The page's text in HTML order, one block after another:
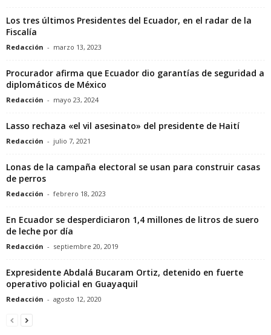
Los tres últimos Presidentes del Ecuador, en el radar de la
Fiscalía
Redacción - marzo 13, 2023
Procurador afirma que Ecuador dio garantías de seguridad a
diplomáticos de México
Redacción - mayo 23, 2024
Lasso rechaza «el vil asesinato» del presidente de Haití
Redacción - julio 7, 2021
Lonas de la campaña electoral se usan para construir casas
de perros
Redacción - febrero 18, 2023
En Ecuador se desperdiciaron 1,4 millones de litros de suero
de leche por día
Redacción - septiembre 20, 2019
Expresidente Abdalá Bucaram Ortiz, detenido en fuerte
operativo policial en Guayaquil
Redacción - agosto 12, 2020